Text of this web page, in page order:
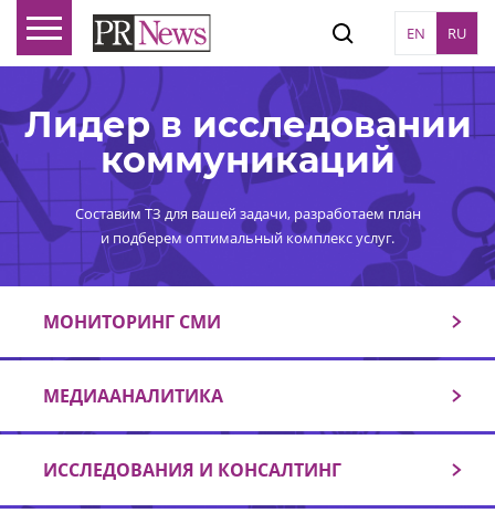
EN RU
Лидер в исследовании
коммуникаций
Составим ТЗ для вашей задачи, разработаем план
и подберем оптимальный комплекс услуг.
МОНИТОРИНГ СМИ
МЕДИААНАЛИТИКА
ИССЛЕДОВАНИЯ И КОНСАЛТИНГ